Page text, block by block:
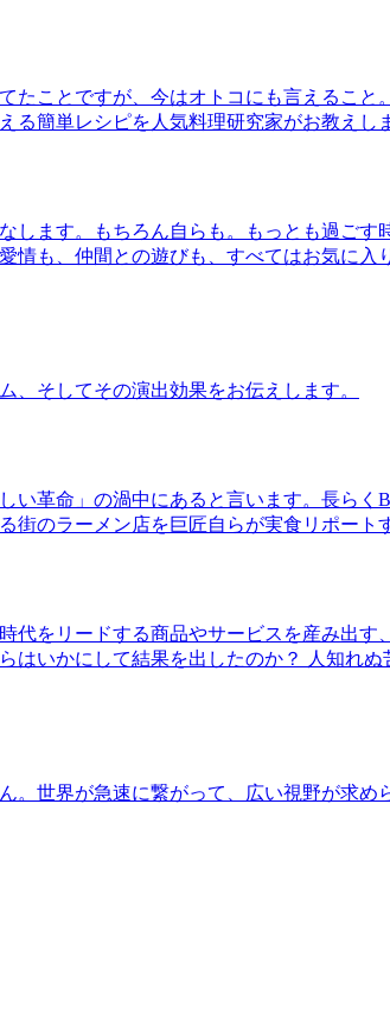
たことですが、今はオトコにも言えるこ
簡単レシピを人気料理研究家がお教えし
ます。もちろん自らも。もっとも過ご
も、仲間との遊びも、すべてはお気に入
、そしてその演出効果をお伝えします。
い革命」の渦中にあると言います。長ら
のラーメン店を巨匠自らが実食リポート
代をリードする商品やサービスを産み出
はいかにして結果を出したのか？ 人知れ
。世界が急速に繋がって、広い視野が求